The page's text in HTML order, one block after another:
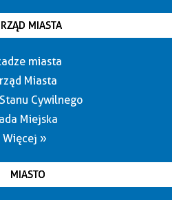
MIASTA
miasta
Miasta
Cywilnego
Miejska
Więcej »
MIASTO